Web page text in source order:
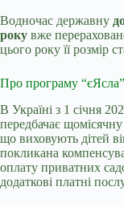
Водночас державну
року вже
цього року її розмір
Про програму “єЯсла”
В Україні з 1 січня
передбачає
що виховують дітей
покликана
оплату приватних
додаткові платні